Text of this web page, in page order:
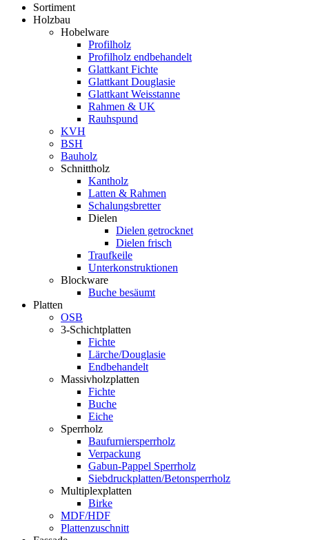
Sortiment
Holzbau
Hobelware
Profilholz
Profilholz endbehandelt
Glattkant Fichte
Glattkant Douglasie
Glattkant Weisstanne
Rahmen & UK
Rauhspund
KVH
BSH
Bauholz
Schnittholz
Kantholz
Latten & Rahmen
Schalungsbretter
Dielen
Dielen getrocknet
Dielen frisch
Traufkeile
Unterkonstruktionen
Blockware
Buche besäumt
Platten
OSB
3-Schichtplatten
Fichte
Lärche/Douglasie
Endbehandelt
Massivholzplatten
Fichte
Buche
Eiche
Sperrholz
Baufurniersperrholz
Verpackung
Gabun-Pappel Sperrholz
Siebdruckplatten/Betonsperrholz
Multiplexplatten
Birke
MDF/HDF
Plattenzuschnitt